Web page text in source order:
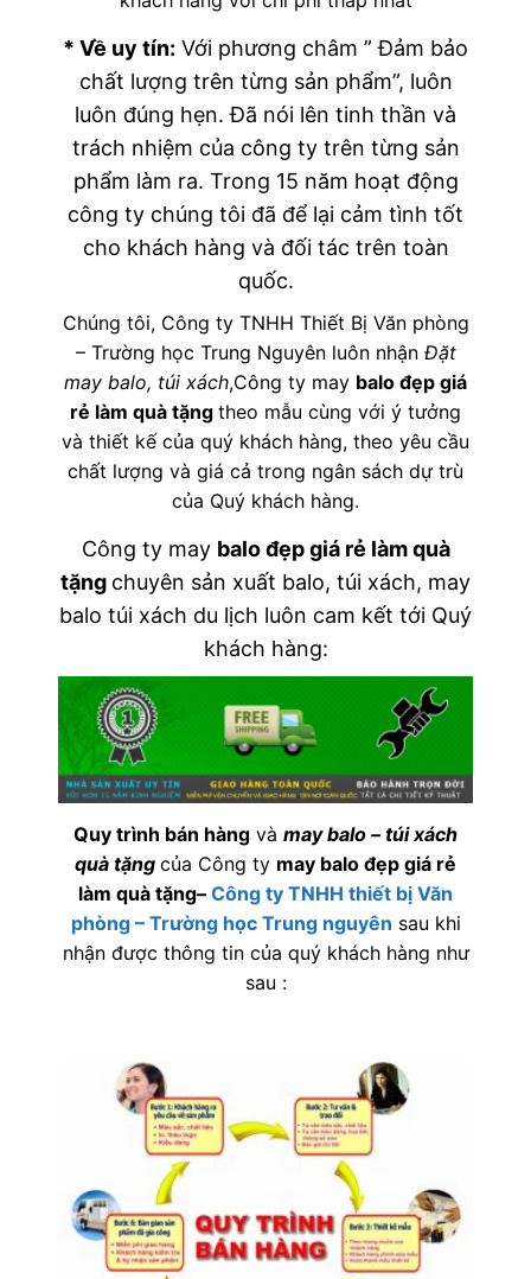
* Về uy tín: Với phương châm ” Đảm bảo
chất lượng trên từng sản phẩm”, luôn
luôn đúng hẹn. Đã nói lên tinh thần và
trách nhiệm của công ty trên từng sản
phẩm làm ra. Trong 15 năm hoạt động
công ty chúng tôi đã để lại cảm tình tốt
cho khách hàng và đối tác trên toàn
quốc.
Chúng tôi, Công ty TNHH Thiết Bị Văn phòng
– Trường học Trung Nguyên luôn nhận Đặt
may balo, túi xách,Công ty may balo đẹp giá
rẻ làm quà tặng theo mẫu cùng với ý tưởng
và thiết kế của quý khách hàng, theo yêu cầu
chất lượng và giá cả trong ngân sách dự trù
của Quý khách hàng.
Công ty may balo đẹp giá rẻ làm quà
tặng chuyên sản xuất balo, túi xách, may
balo túi xách du lịch luôn cam kết tới Quý
khách hàng:
Quy trình bán hàng và may balo – túi xách
quà tặng của Công ty may balo đẹp giá rẻ
làm quà tặng– Công ty TNHH thiết bị Văn
phòng – Trường học Trung nguyên sau khi
nhận được thông tin của quý khách hàng như
sau :